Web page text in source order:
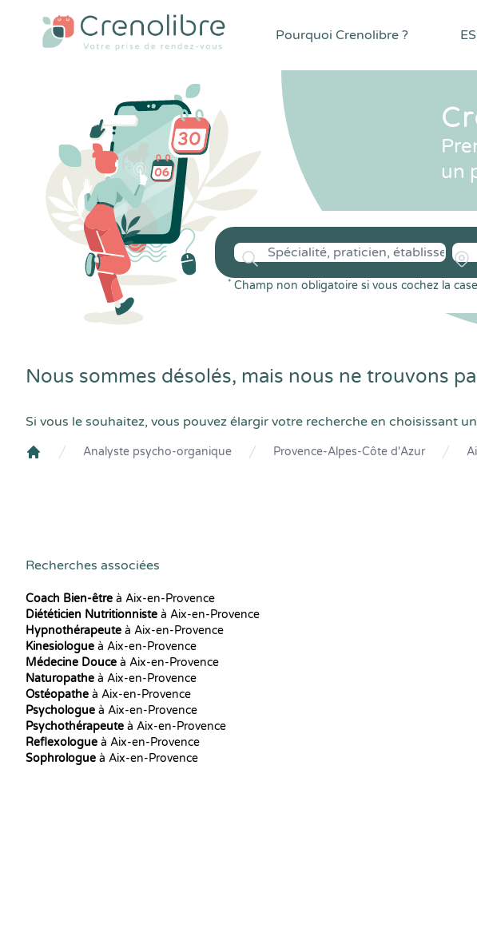
Pourquoi Crenolibre ?
un
* Champ non obligatoire si vous cochez la
Nous sommes désolés, mais nous ne trouvons
Si vous le souhaitez, vous pouvez élargir votre recherche en choisissant
Analyste psycho-organique Provence-Alpes-Côte d'Azur
Recherches associées
Coach Bien-être à Aix-en-Provence
Diététicien Nutritionniste à Aix-en-Provence
Hypnothérapeute à Aix-en-Provence
Kinesiologue à Aix-en-Provence
Médecine Douce à Aix-en-Provence
Naturopathe à Aix-en-Provence
Ostéopathe à Aix-en-Provence
Psychologue à Aix-en-Provence
Psychothérapeute à Aix-en-Provence
Reflexologue à Aix-en-Provence
Sophrologue à Aix-en-Provence